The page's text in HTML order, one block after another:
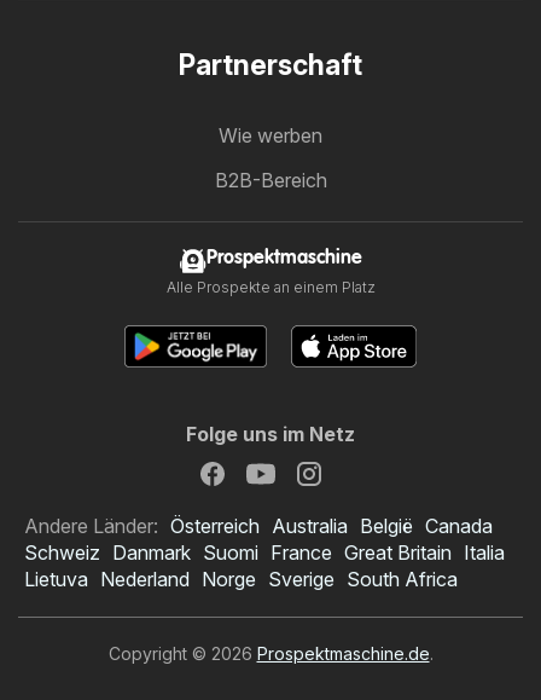
Partnerschaft
Wie werben
B2B-Bereich
Prospektmaschine
Alle Prospekte an einem Platz
Folge uns im Netz
Andere Länder: Österreich Australia België Canada
Schweiz Danmark Suomi France Great Britain Italia
Lietuva Nederland Norge Sverige South Africa
Copyright © 2026 Prospektmaschine.de.